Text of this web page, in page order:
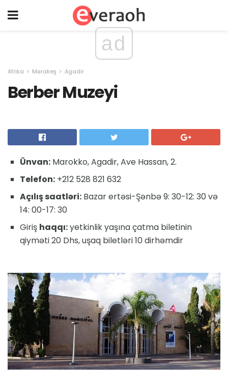
ad
Afrika Mərakeş Agadir
Berber Muzeyi
Ünvan: Marokko, Agadir, Ave Hassan, 2.
Telefon: +212 528 821 632
Açılış saatləri: Bazar ertəsi-Şənbə 9: 30-12: 30 və
14: 00-17: 30
Giriş haqqı:yetkinlik yaşına çatma biletinin
qiyməti 20 Dhs, uşaq biletləri 10 dirhəmdir